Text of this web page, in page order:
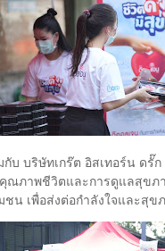
บ บริษัทเกร๊ต อิสเทอร์น ดรั๊
คุณภาพชีวิตและการดูแลสุข
ชน เพื่อส่งต่อกำลังใจและสุ